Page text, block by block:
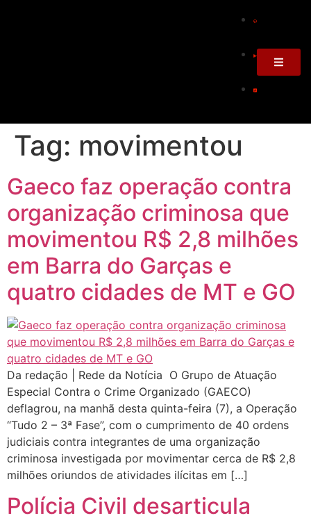
Tag: movimentou
Gaeco faz operação contra
organização criminosa que
movimentou R$ 2,8 milhões
em Barra do Garças e
quatro cidades de MT e GO
Da redação | Rede da Notícia O Grupo de Atuação
Especial Contra o Crime Organizado (GAECO)
deflagrou, na manhã desta quinta-feira (7), a Operação
“Tudo 2 – 3ª Fase”, com o cumprimento de 40 ordens
judiciais contra integrantes de uma organização
criminosa investigada por movimentar cerca de R$ 2,8
milhões oriundos de atividades ilícitas em […]
Polícia Civil desarticula